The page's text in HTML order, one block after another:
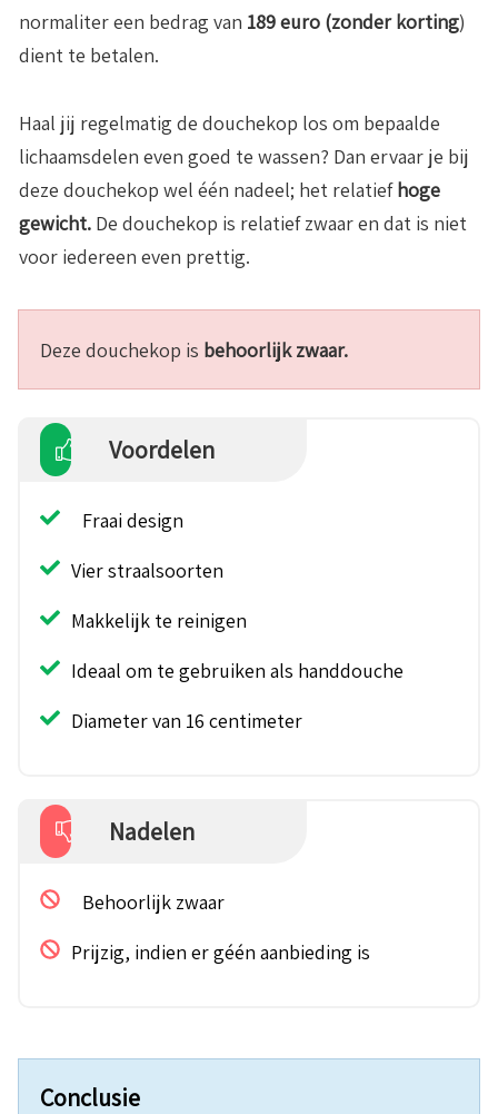
normaliter een bedrag van 189 euro (zonder korting)
dient te betalen.
Haal jij regelmatig de douchekop los om bepaalde
lichaamsdelen even goed te wassen? Dan ervaar je bij
deze douchekop wel één nadeel; het relatiefhoge
gewicht. De douchekop is relatief zwaar en dat is niet
voor iedereen even prettig.
Deze douchekop is behoorlijk zwaar.
Voordelen
Fraai design
Vier straalsoorten
Makkelijk te reinigen
Ideaal om te gebruiken als handdouche
Diameter van 16 centimeter
Nadelen
Behoorlijk zwaar
Prijzig, indien er géén aanbieding is
Conclusie